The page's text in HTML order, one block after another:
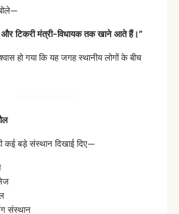
औरटिकरीमंत्री-विधायकतकखानेआतेहैं।”
हो गया कि यह जगह स्थानीय लोगों के बीच
कई बड़े संस्थान दिखाई दिए—
संस्थान